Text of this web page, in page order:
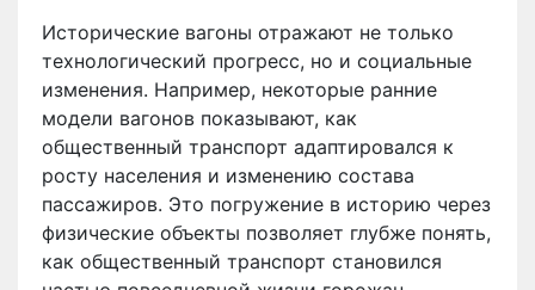
Исторические вагоны отражают не только
технологический прогресс, но и социальные
изменения. Например, некоторые ранние
модели вагонов показывают, как
общественный транспорт адаптировался к
росту населения и изменению состава
пассажиров. Это погружение в историю через
физические объекты позволяет глубже понять,
как общественный транспорт становился